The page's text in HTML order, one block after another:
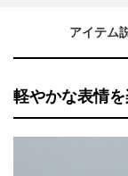
アイテム
軽やかな表情